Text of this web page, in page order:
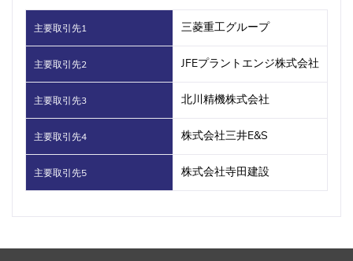
主要取引先1 三菱重工グループ
主要取引先2 JFEプラントエンジ株式会社
主要取引先3 北川精機株式会社
主要取引先4 株式会社三井E&S
主要取引先5 株式会社寺田建設